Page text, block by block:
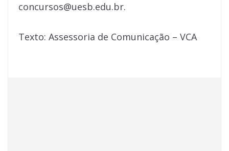
concursos@uesb.edu.br.
Texto: Assessoria de Comunicação – VCA